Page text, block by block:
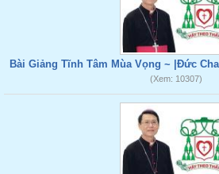
Bài Giảng Tĩnh Tâm Mùa Vọng ~ |Đức
(Xem: 10307)